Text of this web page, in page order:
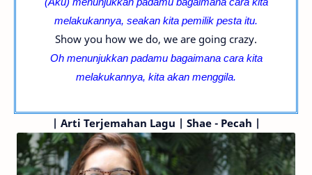
melakukannya, seakan kita pemilik pesta itu.
Show you how we do, we are going crazy.
Oh menunjukkan padamu bagaimana cara kita
melakukannya, kita akan menggila.
| Arti Terjemahan Lagu | Shae - Pecah |